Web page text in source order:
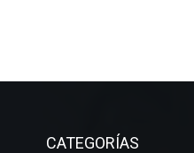
CATEGORÍAS